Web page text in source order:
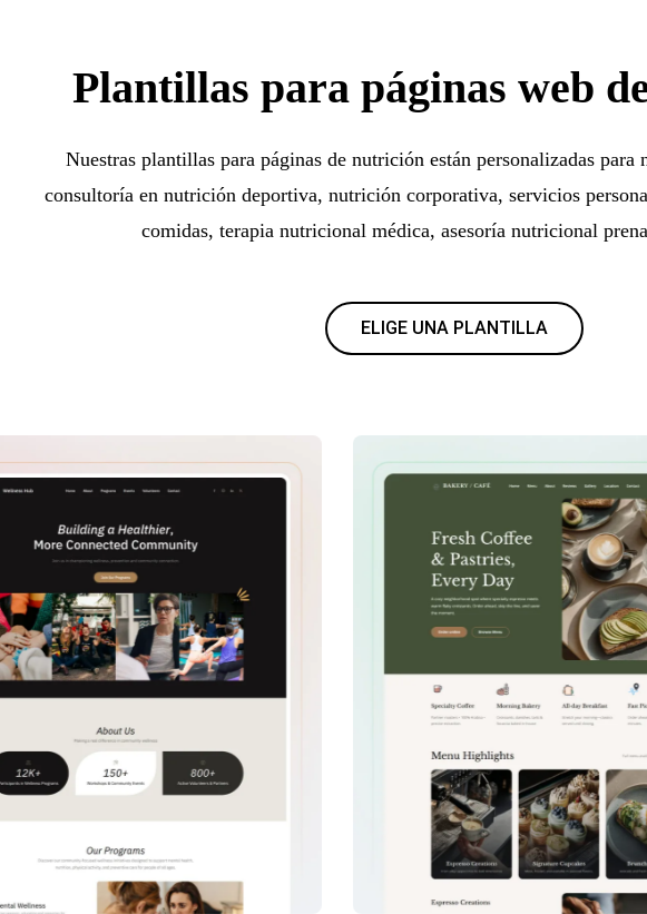
Plantillas para páginas web
Nuestras plantillas para páginas de nutrición están personalizadas para
consultoría en nutrición deportiva, nutrición corporativa, servicios
comidas, terapia nutricional médica, asesoría nutricional
ELIGE UNA PLANTILLA